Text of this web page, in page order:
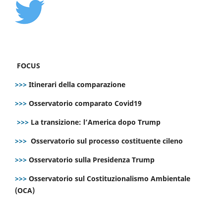
FOCUS
>>> Itinerari della comparazione
>>> Osservatorio comparato Covid19
>>> La transizione: l’America dopo Trump
>>> Osservatorio sul processo costituente cileno
>>> Osservatorio sulla Presidenza Trump
>>> Osservatorio sul Costituzionalismo Ambientale
(OCA)